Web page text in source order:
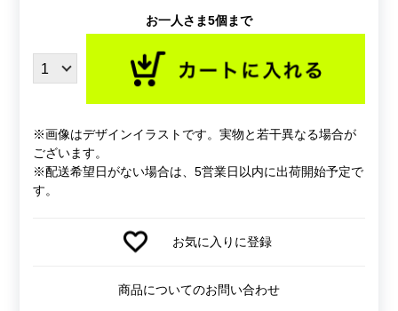
お一人さま5個まで
※画像はデザインイラストです。実物と若干異なる場合が
ございます。
※配送希望日がない場合は、5営業日以内に出荷開始予定で
す。
お気に入りに登録
商品についてのお問い合わせ